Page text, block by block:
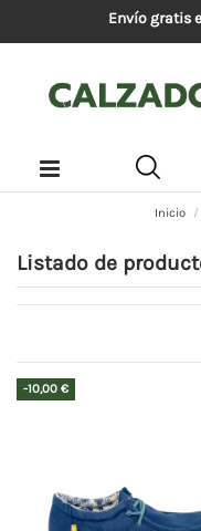
Envío gratis
Inicio
Listado de
-10,00 €